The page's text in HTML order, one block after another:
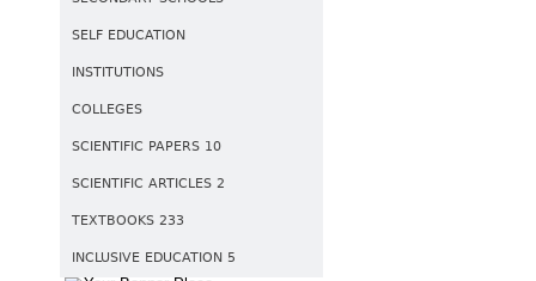
SELF EDUCATION
INSTITUTIONS
COLLEGES
SCIENTIFIC PAPERS 10
SCIENTIFIC ARTICLES 2
TEXTBOOKS 233
INCLUSIVE EDUCATION 5